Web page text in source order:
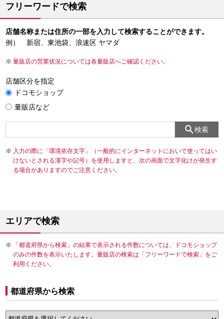
フリーワードで検索
店舗名称または住所の一部を入力して検索することができます。
例） 新宿、東池袋、浪速区 ヤマダ
量販店の営業状況については各量販店へご確認ください。
店舗区分を指定
ドコモショップ
量販店など
検索
入力の際に「環境依存文字」（一般的にインターネットにおいて使ってはい
けないとされる漢字や記号）を使用しますと、次の画面で文字化けが発生す
る場合がありますのでご注意ください。
エリアで検索
「都道府県から検索」の結果で表示される件数については、ドコモショップ
のみの件数を表示いたします。量販店の検索は「フリーワードで検索」をご
利用ください。
都道府県から検索